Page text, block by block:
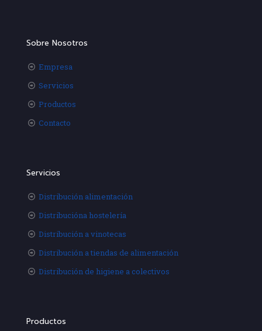
Sobre Nosotros
Empresa
Servicios
Productos
Contacto
Servicios
Distribución alimentación
Distribucióna hostelería
Distribución a vinotecas
Distribución a tiendas de alimentación
Distribución de higiene a colectivos
Productos